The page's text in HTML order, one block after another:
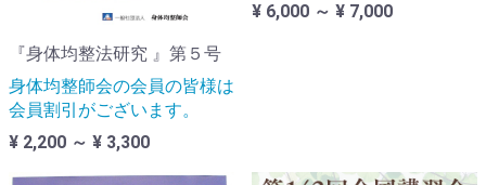
『身体均整法研究 』第５号
身体均整師会の会員の皆様は
会員割引がございます。
¥ 2,200 ～ ¥ 3,300
¥ 6,000 ～ ¥ 7,000